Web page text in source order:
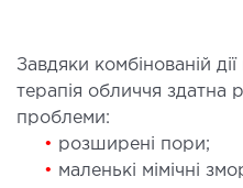
інтенсивної терапії
стаціонар
транспортування у
хворих)
Завдяки комбінованій
терапія обличчя здатна
проблеми:
• розширені пори;
• маленькі мімічні